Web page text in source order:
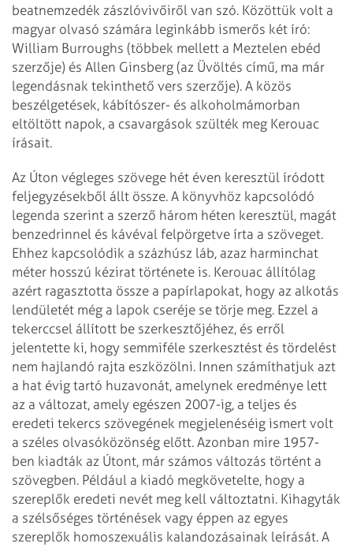
beatnemzedék zászlóvivőiről van szó. Közöttük volt a
magyar olvasó számára leginkább ismerős két író:
William Burroughs (többek mellett a Meztelen ebéd
szerzője) és Allen Ginsberg (az Üvöltés című, ma már
legendásnak tekinthető vers szerzője). A közös
beszélgetések, kábítószer- és alkoholmámorban
eltöltött napok, a csavargások szülték meg Kerouac
írásait.
Az Úton végleges szövege hét éven keresztül íródott
feljegyzésekből állt össze. A könyvhöz kapcsolódó
legenda szerint a szerző három héten keresztül, magát
benzedrinnel és kávéval felpörgetve írta a szöveget.
Ehhez kapcsolódik a százhúsz láb, azaz harminchat
méter hosszú kézirat története is. Kerouac állítólag
azért ragasztotta össze a papírlapokat, hogy az alkotás
lendületét még a lapok cseréje se törje meg. Ezzel a
tekerccsel állított be szerkesztőjéhez, és erről
jelentette ki, hogy semmiféle szerkesztést és tördelést
nem hajlandó rajta eszközölni. Innen számíthatjuk azt
a hat évig tartó huzavonát, amelynek eredménye lett
az a változat, amely egészen 2007-ig, a teljes és
eredeti tekercs szövegének megjelenéséig ismert volt
a széles olvasóközönség előtt. Azonban mire 1957-
ben kiadták az Útont, már számos változás történt a
szövegben. Például a kiadó megkövetelte, hogy a
szereplők eredeti nevét meg kell változtatni. Kihagyták
a szélsőséges történések vagy éppen az egyes
szereplők homoszexuális kalandozásainak leírását. A